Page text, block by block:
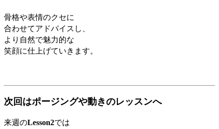
骨格や表情のクセに
合わせてアドバイスし、
より自然で魅力的な
笑顔に仕上げていきます。
次回はポージングや動きのレッスンへ
来週のLesson2では